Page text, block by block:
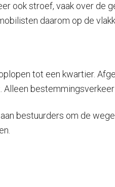
ook stroef, vaak over de
daarom op de
tot een kwartier.
bestuurders om de